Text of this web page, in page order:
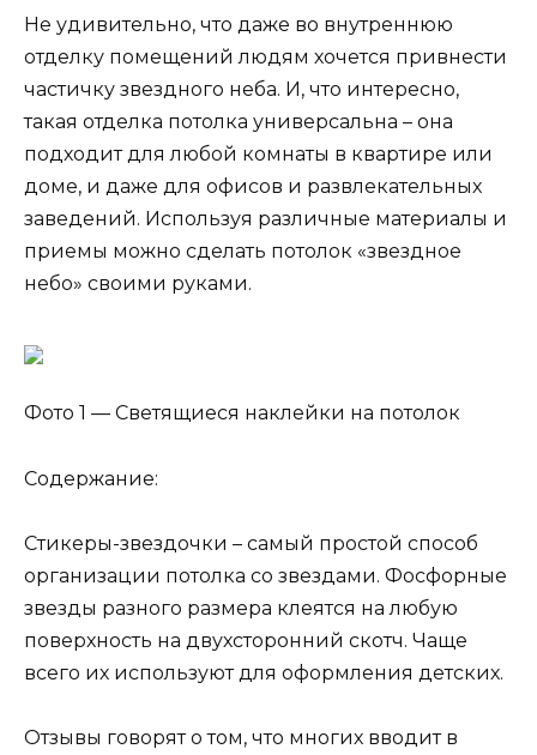
Не удивительно, что даже во внутреннюю
отделку помещений людям хочется привнести
частичку звездного неба. И, что интересно,
такая отделка потолка универсальна – она
подходит для любой комнаты в квартире или
доме, и даже для офисов и развлекательных
заведений. Используя различные материалы и
приемы можно сделать потолок «звездное
небо» своими руками.
Фото 1 — Светящиеся наклейки на потолок
Содержание:
Стикеры-звездочки – самый простой способ
организации потолка со звездами. Фосфорные
звезды разного размера клеятся на любую
поверхность на двухсторонний скотч. Чаще
всего их используют для оформления детских.
Отзывы говорят о том, что многих вводит в